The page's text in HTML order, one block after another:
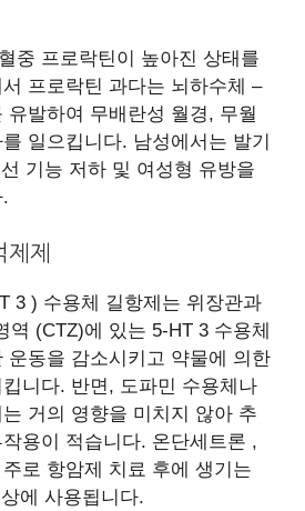
중 프로락틴이 높아진 상태를
프로락틴 과다는 뇌하수체 –
유발하여 무배란성 월경, 무월
일으킵니다. 남성에서는 발기
기능 저하 및 여성형 유방을
제
3 ) 수용체 길항제는 위장관과
역 (CTZ)에 있는 5-HT 3 수용체
운동을 감소시키고 약물에 의한
니다. 반면, 도파민 수용체나
거의 영향을 미치지 않아 추
용이 적습니다. 온단세트론 ,
로 항암제 치료 후에 생기는
에 사용됩니다.